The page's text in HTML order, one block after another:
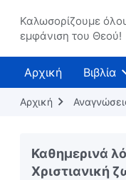
Καλωσορίζουμε
εμφάνιση του Θεού!
Αρχική Βιβλία
Αρχική
Καθημερινά
Χριστιανική
Καθημερινά
Γνωρίζοντας το
Απόσπασμα 202
Γνωρίζοντας το
Καθημερινά
Γνωρίζοντας το